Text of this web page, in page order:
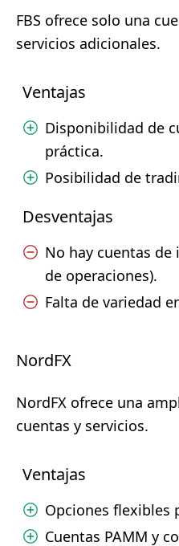
FBS ofrece solo una
servicios adicionales.
Ventajas
Disponibilidad de
práctica.
Posibilidad de
Desventajas
No hay cuentas de
de operaciones).
Falta de variedad
NordFX
NordFX ofrece una
cuentas y servicios.
Ventajas
Opciones flexibles
Cuentas PAMM y